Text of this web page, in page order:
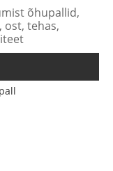
õhupallid,
tehas,